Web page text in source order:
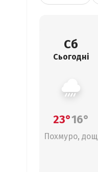
Сб
Сьогодні
23°16°
Похмуро, дощ